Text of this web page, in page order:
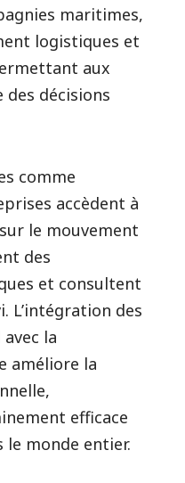
maritimes,
logistiques et
aux
décisions
comme
accèdent à
le mouvement
des
et consultent
L’intégration des
la
améliore la
efficace
le monde entier.